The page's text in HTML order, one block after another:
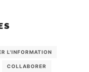
L'INFORMATION
COLLABORER